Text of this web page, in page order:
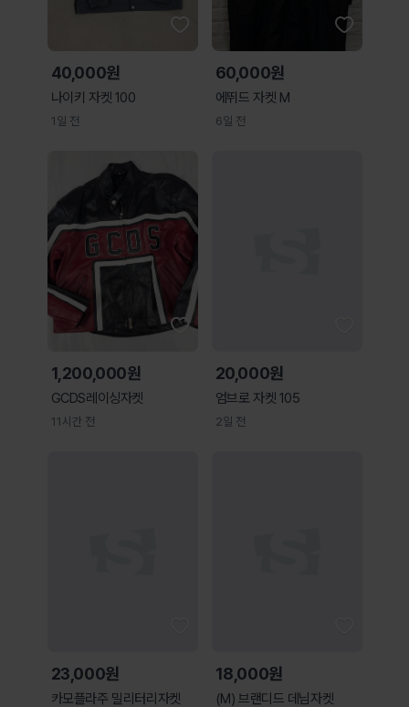
40,000원
나이키 자켓 100
1일 전
60,000원
에뛰드 자켓 M
6일 전
1,200,000원
GCDS레이싱자켓
11시간 전
20,000원
엄브로 자켓 105
2일 전
23,000원
카모플라주 밀리터리자켓
18,000원
(M) 브랜디드 데님자켓